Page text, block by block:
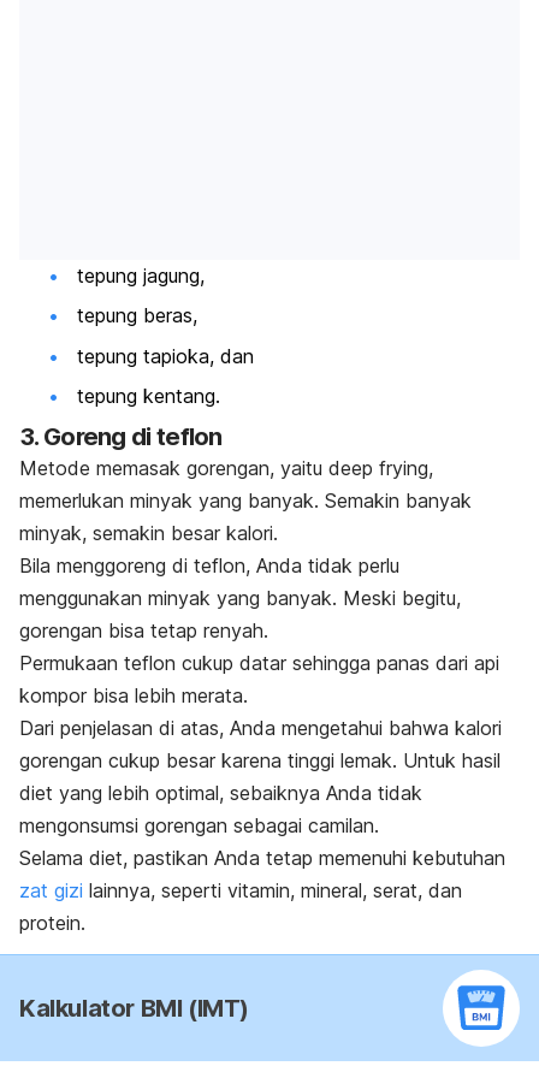
tepung jagung,
tepung beras,
tepung tapioka, dan
tepung kentang.
3. Goreng di teflon
Metode memasak gorengan, yaitu deep frying,
memerlukan minyak yang banyak. Semakin banyak
minyak, semakin besar kalori.
Bila menggoreng di teflon, Anda tidak perlu
menggunakan minyak yang banyak. Meski begitu,
gorengan bisa tetap renyah.
Permukaan teflon cukup datar sehingga panas dari api
kompor bisa lebih merata.
Dari penjelasan di atas, Anda mengetahui bahwa kalori
gorengan cukup besar karena tinggi lemak. Untuk hasil
diet yang lebih optimal, sebaiknya Anda tidak
mengonsumsi gorengan sebagai camilan.
Selama diet, pastikan Anda tetap memenuhi kebutuhan
zat gizi lainnya, seperti vitamin, mineral, serat, dan
protein.
Kalkulator BMI (IMT)